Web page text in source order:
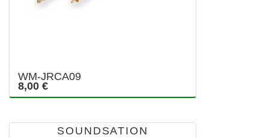
WM-JRCA09
8,00 €
SOUNDSATION